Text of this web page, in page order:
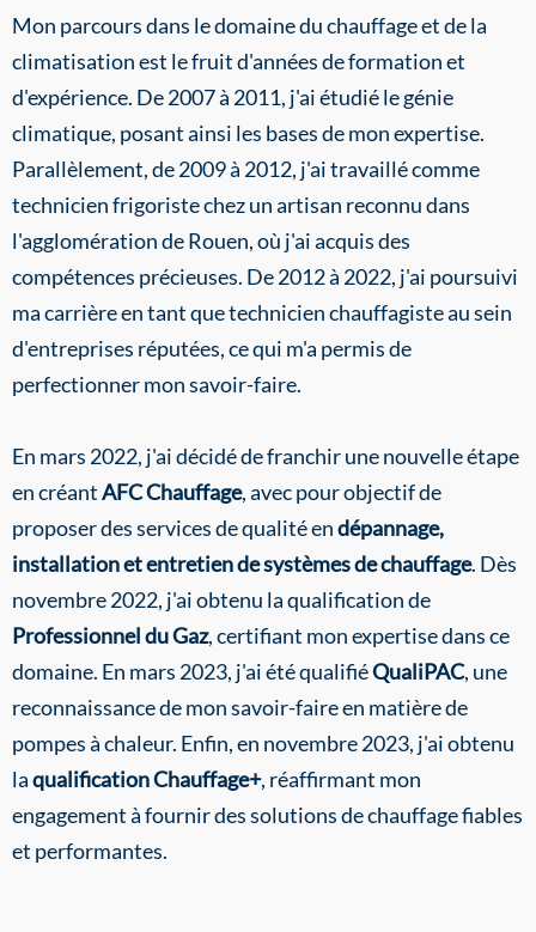
Mon parcours dans le domaine du chauffage et de la
climatisation est le fruit d'années de formation et
d'expérience. De 2007 à 2011, j'ai étudié le génie
climatique, posant ainsi les bases de mon expertise.
Parallèlement, de 2009 à 2012, j'ai travaillé comme
technicien frigoriste chez un artisan reconnu dans
l'agglomération de Rouen, où j'ai acquis des
compétences précieuses. De 2012 à 2022, j'ai poursuivi
ma carrière en tant que technicien chauffagiste au sein
d'entreprises réputées, ce qui m'a permis de
perfectionner mon savoir-faire.
En mars 2022, j'ai décidé de franchir une nouvelle étape
en créantAFC Chauffage, avec pour objectif de
proposer des services de qualité endépannage,
installation et entretien de systèmes de chauffage. Dès
novembre 2022, j'ai obtenu la qualification de
Professionnel du Gaz, certifiant mon expertise dans ce
domaine. En mars 2023, j'ai été qualifiéQualiPAC, une
reconnaissance de mon savoir-faire en matière de
pompes à chaleur. Enfin, en novembre 2023, j'ai obtenu
laqualification Chauffage+, réaffirmant mon
engagement à fournir des solutions de chauffage fiables
et performantes.